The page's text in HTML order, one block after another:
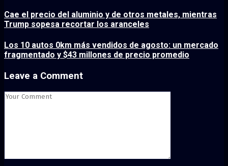
Cae el precio del aluminio y de otros metales, mientras
Trump sopesa recortar los aranceles
Los 10 autos 0km más vendidos de agosto: un mercado
fragmentado y $43 millones de precio promedio
Leave a Comment